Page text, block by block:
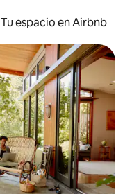
Tu espacio en Airbnb